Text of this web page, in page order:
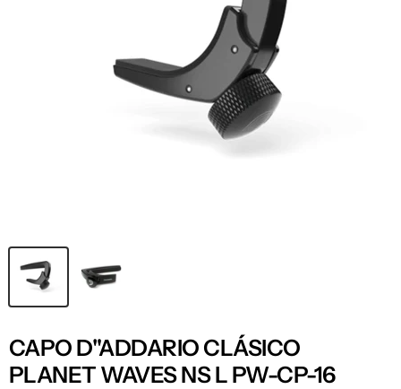
CAPO D"ADDARIO CLÁSICO
PLANET WAVES NS L PW-CP-16